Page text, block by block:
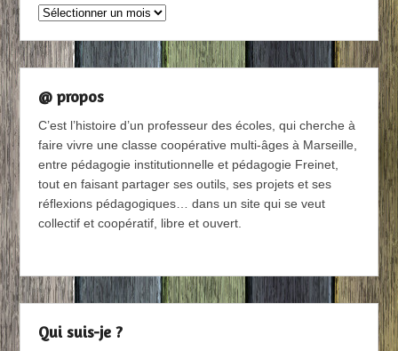
Archives
@ propos
C’est l’histoire d’un professeur des écoles, qui cherche à
faire vivre une classe coopérative multi-âges à Marseille,
entre pédagogie institutionnelle et pédagogie Freinet,
tout en faisant partager ses outils, ses projets et ses
réflexions pédagogiques… dans un site qui se veut
collectif et coopératif, libre et ouvert.
Qui suis-je ?